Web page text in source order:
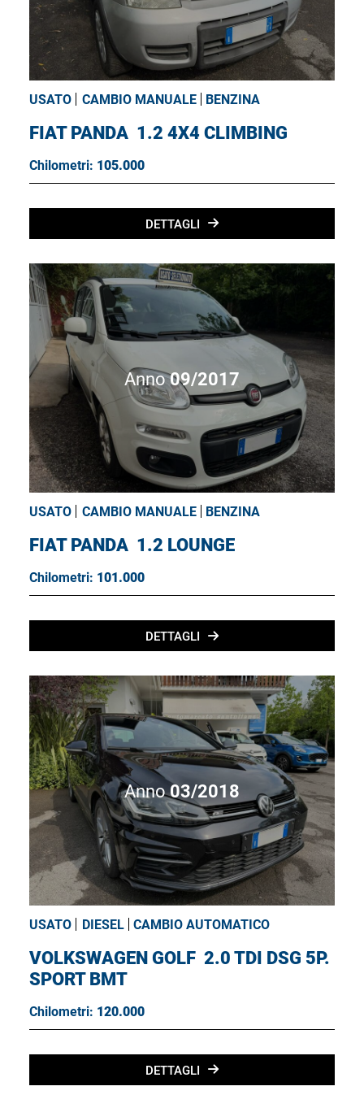
USATO CAMBIO MANUALE BENZINA
FIAT PANDA 1.2 4X4 CLIMBING
Chilometri: 105.000
DETTAGLI
Anno09/2017
USATO CAMBIO MANUALE BENZINA
FIAT PANDA 1.2 LOUNGE
Chilometri: 101.000
DETTAGLI
Anno03/2018
USATO DIESEL CAMBIO AUTOMATICO
VOLKSWAGEN GOLF 2.0 TDI DSG 5P.
SPORT BMT
Chilometri: 120.000
DETTAGLI